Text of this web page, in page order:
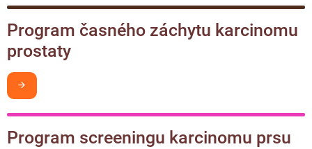
Program časného záchytu karcinomu
prostaty
Program screeningu karcinomu prsu